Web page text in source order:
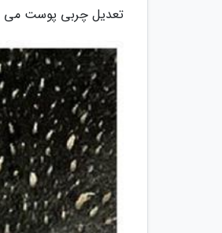
تعدیل چربی پوست می